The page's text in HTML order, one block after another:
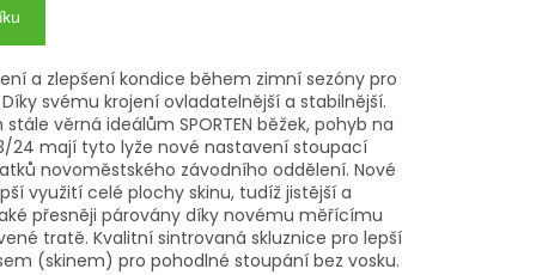
a zlepšení kondice během zimní sezóny pro
svému krojení ovladatelnější a stabilnější.
věrná ideálům SPORTEN běžek, pohyb na
24 mají tyto lyže nové nastavení stoupací
novoměstského závodního oddělení. Nové
využití celé plochy skinu, tudíž jistější a
přesněji párovány díky novému měřícímu
tratě. Kvalitní sintrovaná skluznice pro lepší
(skinem) pro pohodlné stoupání bez vosku.